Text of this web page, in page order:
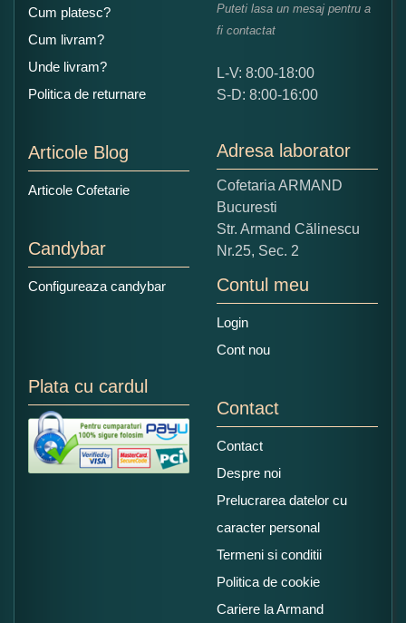
Ce nota acordati acestui produs?
5
Copiati alaturi numarul din imagine:
Cum platesc?
Cum livram?
Unde livram?
Politica de returnare
Articole Blog
Articole Cofetarie
Candybar
Configureaza candybar
Puteti lasa un mesaj pentru a
fi contactat
L-V: 8:00-18:00
S-D: 8:00-16:00
Adresa laborator
Cofetaria ARMAND
Bucuresti
Str. Armand Călinescu
Nr.25, Sec. 2
Contul meu
Login
Cont nou
Plata cu cardul
Contact
Contact
Despre noi
Prelucrarea datelor cu
caracter personal
Termeni si conditii
Politica de cookie
Cariere la Armand